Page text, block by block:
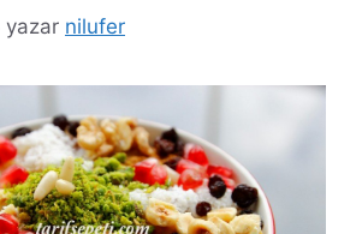
yazar nilufer